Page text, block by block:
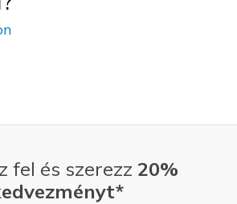
fel és szerezz 20%